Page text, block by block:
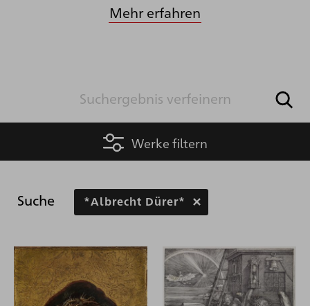
Mehr erfahren
Werke filtern
Suche *Albrecht Dürer*